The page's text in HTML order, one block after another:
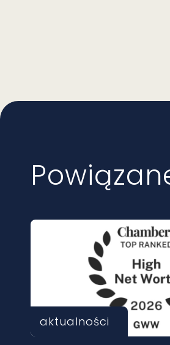
aktualności